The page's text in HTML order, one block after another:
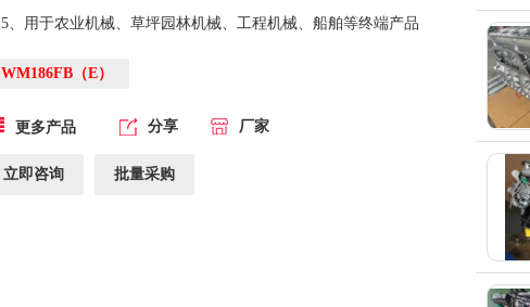
5、用于农业机械、草坪园林机械、工程机械、船舶等终端产品
WM186FB（E）
更多产品 分享 厂家
立即咨询 批量采购